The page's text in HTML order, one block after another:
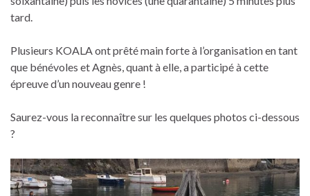
tard.
Plusieurs KOALA ont prêté main forte à l’organisation en tant
que bénévoles et Agnès, quant à elle, a participé à cette
épreuve d’un nouveau genre !
Saurez-vous la reconnaître sur les quelques photos ci-dessous
?